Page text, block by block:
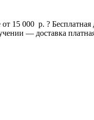
15 000 р. ?
— доставка